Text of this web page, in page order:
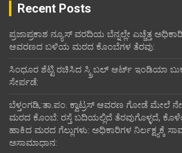
Recent Posts
ಪ್ರಜಾಪ್ರಕಾಶ ನ್ಯೂಸ್ ವರದಿಯ ಬೆನ್ನಲ್ಲೇ ಎಚ್ಚೆತ್ತ
ಆವರಣದ ಬಳಿಯ ಮರದ ಕೊಂಬೆಗಳ ತೆರವು:
ಸಿಂಧೂರ ಶೆಟ್ಟಿ ರಚಿಸಿದ ಸ್ಕ್ರಿಬಲ್ ಆರ್ಟ್ ಇಂಡಿಯಾ
ಸೇರ್ಪಡೆ:
ಬೆಳ್ತಂಗಡಿ,:ತಾ.ಪಂ‌. ಕ್ವಾಟ್ರಸ್ ಆವರಣ ಗೋಡೆ ಮೇಲೆ
ಮರದ ಕೊಂಬೆ: ರಸ್ತೆ ಬದಿಯಲ್ಲಿದೆ ತೆರವುಗೊಳ್ಳದೆ,
ಹಾಕಿದ ಮರದ ಗೆಲ್ಲುಗಳು: ಅಧಿಕಾರಿಗಳ ನಿರ್ಲಕ್ಷ್ಯಕ್ಕೆ
ಅಸಾಮಾಧಾನ: